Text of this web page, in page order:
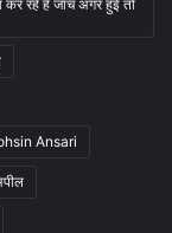
कर रहे हैं जांच अगर हुई तो
Ansari